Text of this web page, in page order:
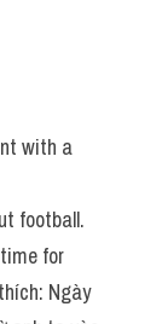
with a
football.
for
Ngày